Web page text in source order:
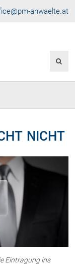
anwaelte.at
NICHT
Eintragung ins